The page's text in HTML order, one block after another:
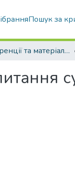
Пошук за
Конференції та матеріали конференцій